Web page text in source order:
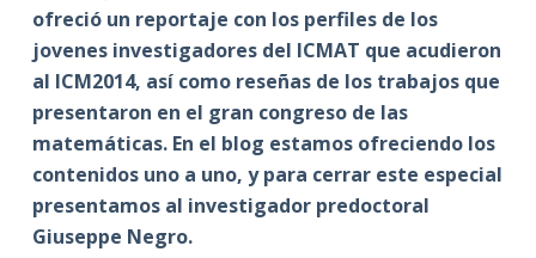
oofreció un reportaje con los perfiles de los
jovenes investigadores del ICMAT que acudieron
al ICM2014, así como reseñas de los trabajos que
presentaron en el gran congreso de las
matemáticas. En el blog estamos ofreciendo los
contenidos uno a uno, y para cerrar este especial
presentamos al investigador predoctoral
Giuseppe Negro.